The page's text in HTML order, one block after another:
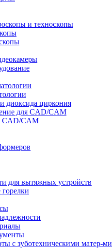
и техноскопы
диоксида циркония
для CAD/CAM
CAD/CAM
для вытяжных устройств
с зуботехническими матер-ми